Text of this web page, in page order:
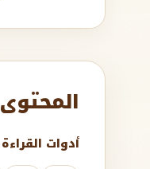
المحتوى
أدوات القراءة